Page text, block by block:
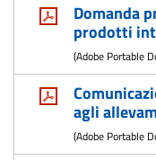
Domanda
prodotti
(Adobe Portable
agli
(Adobe Portable